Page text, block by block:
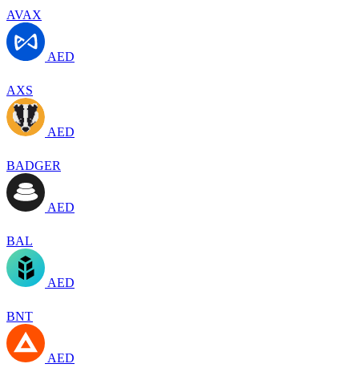
AVAX
AED
AXS
AED
BADGER
AED
BAL
AED
BNT
AED